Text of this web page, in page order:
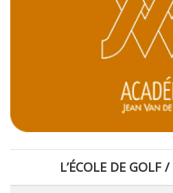
L’ÉCOLE DE GOLF /